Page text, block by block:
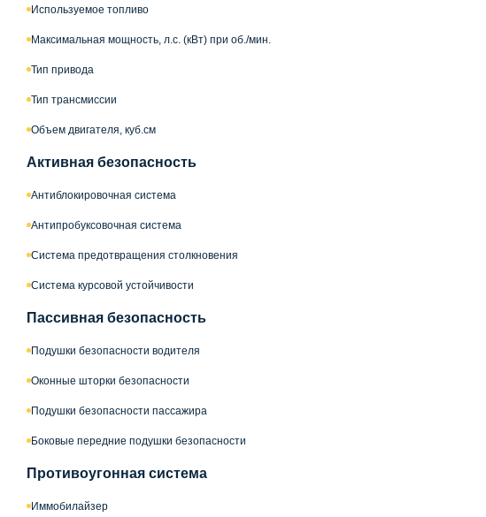
Используемое топливо
Максимальная мощность, л.с. (кВт) при об./мин.
Тип привода
Тип трансмиссии
Объем двигателя, куб.см
Активная безопасность
Антиблокировочная система
Антипробуксовочная система
Система предотвращения столкновения
Система курсовой устойчивости
Пассивная безопасность
Подушки безопасности водителя
Оконные шторки безопасности
Подушки безопасности пассажира
Боковые передние подушки безопасности
Противоугонная система
Иммобилайзер